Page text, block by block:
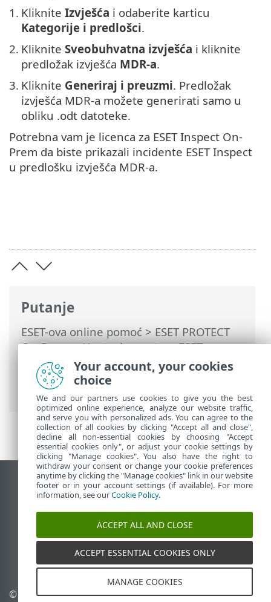
Putanje
ESET-ova online pomoć>ESET PROTECT
On-Prem>Upotreba sustava ESET
PROTECT On-Prem>ESET PROTECT On-
Prem Glavni izbornik
Izvješća
Generiranje izvješća
1. Kliknite Izvješća i odaberite karticu
Kategorije i predlošci.
2. Kliknite Sveobuhvatna izvješća i kliknite
predložak izvješća MDR-a.
3. Kliknite Generiraj i preuzmi. Predložak
izvješća MDR-a možete generirati samo u
obliku .odt datoteke.
Potrebna vam je licenca za ESET Inspect On-
Prem da biste prikazali incidente ESET Inspect
u predlošku izvješća MDR-a.
Prikaži stranicu za radnu površinu
End of Life
ESET-ova baza znanja
ESET Status Portal
Regionalna podrška
© 1992 - 2026 ESET, spol. s
Upravljanje kolačićima
Your account, your cookies
choice
We and our partners use cookies to give you the best
optimized online experience, analyze our website traffic,
and serve you with personalized ads. You can agree to the
collection of all cookies by clicking "Accept all and close",
decline all non-essential cookies by choosing "Accept
essential cookies only", or adjust your cookie settings by
clicking "Manage cookies". You also have the right to
withdraw your consent or change your cookie preferences
anytime by clicking the "Manage cookies" link in our website
footer or in your account settings (if available). For more
information, see ourCookie Policy.
ACCEPT ALL AND CLOSE
ACCEPT ESSENTIAL COOKIES ONLY
MANAGE COOKIES